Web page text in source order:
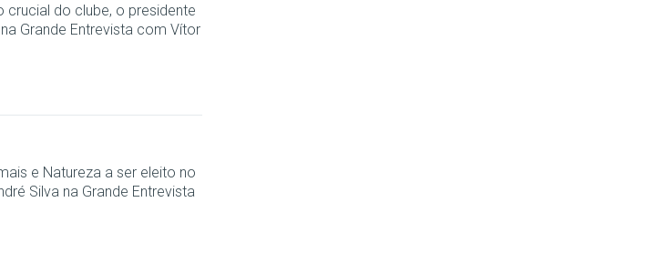
crucial do clube, o presidente
Grande Entrevista com Vítor
e Natureza a ser eleito no
Silva na Grande Entrevista